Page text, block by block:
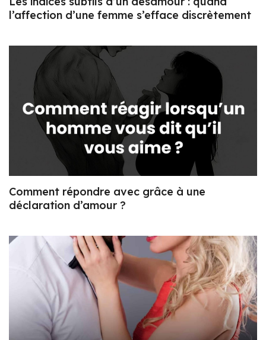
l’affection d’une femme s’efface discrètement
Comment répondre avec grâce à une
déclaration d’amour ?